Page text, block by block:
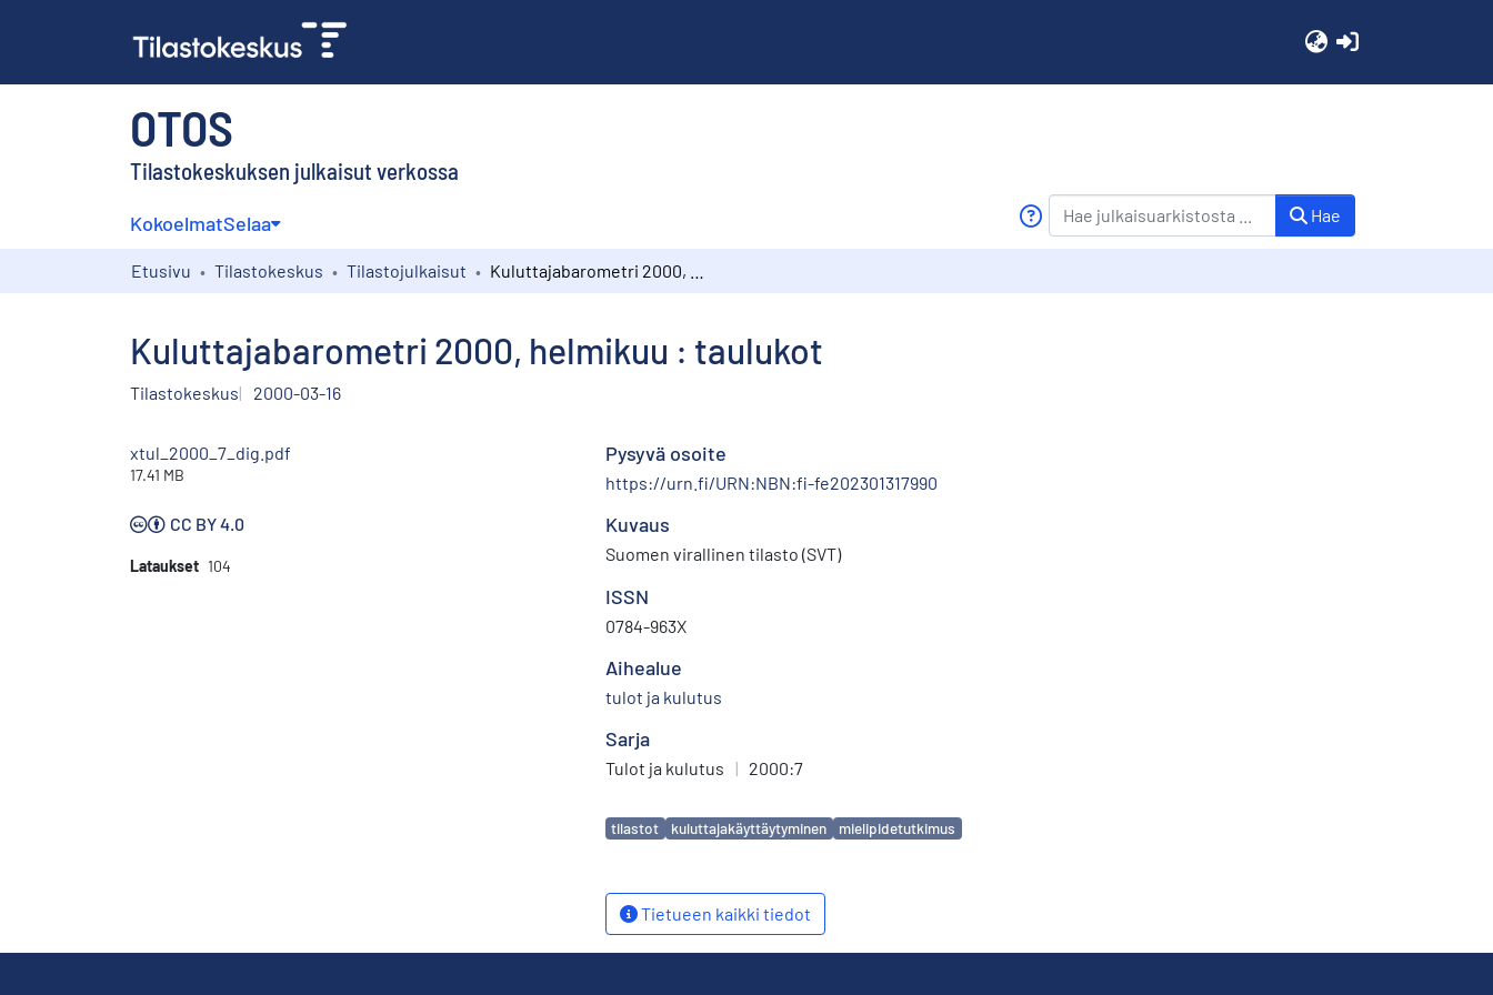
OTOS
Tilastokeskuksen julkaisut verkossa
KokoelmatSelaa Hae
Etusivu Tilastokeskus Tilastojulkaisut
Kuluttajabarometri 2000, helmikuu : taulukot
Tilastokeskus 2000-03-16
xtul_2000_7_dig.pdf
17.41 MB
CC BY 4.0
Lataukset 104
Pysyvä osoite
https://urn.fi/URN:NBN:fi-fe202301317990
Kuvaus
Suomen virallinen tilasto (SVT)
ISSN
0784-963X
Aihealue
tulot ja kulutus
Sarja
Tulot ja kulutus | 2000:7
Avainsanat
tilastot kuluttajakäyttäytyminen mielipidetutkimus
Tietueen kaikki tiedot